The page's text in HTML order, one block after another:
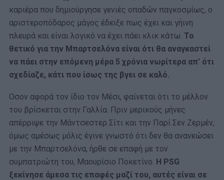
καριέρα που δημιούργησε γενιές οπαδών παγκοσμίως, ο
αριστεροπόδαρος μάγος έδειξε πως έχει και γήινη
πλευρά και είναι λογικό να έχει πάει κλικ κάτω. Το
θετικό για την Μπαρτσελόνα είναι ότι θα αναγκαστεί
να πάει στην επόμενη μέρα 5 χρόνια νωρίτερα απ’ ότι
σχεδίαζε, κάτι που ίσως της βγει σε καλό.
Οσον αφορά τον ίδιο τον Μέσι, φαίνεται ότι το μέλλον
του βρίσκεται στην Γαλλία. Πριν μερικούς μήνες
απέρριψε την Μάντσεστερ Σίτι και την Παρί Σεν Ζερμέν,
όμως αμέσως μόλις έγινε γνωστό ότι δεν θα ανανεώσει
με την Μπαρτσελόνα, ήρθε σε επαφή με τον
συμπατριώτη του, Μαουρίσιο Ποκετίνο. Η PSG
ξεκίνησε άμεσα τις επαφές μαζί του, αυτές είναι σε